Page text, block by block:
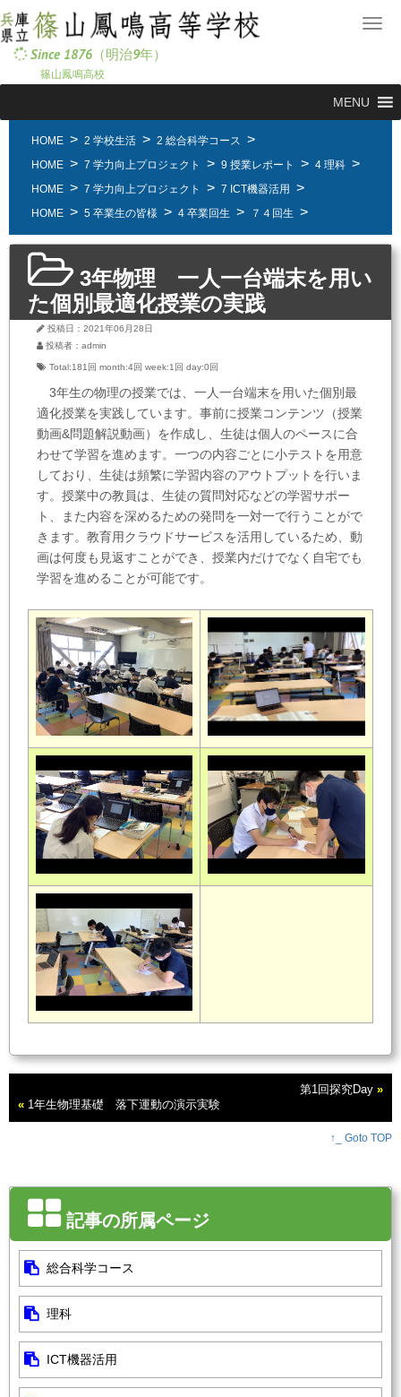
メ
ー
Since 1876（明治9年）
篠山鳳鳴高校
MENU
HOME 2 学校生活
2 総合科学コース
HOME
7 学力向上プロジェクト 9 授業レポート
4 理科
HOME
7 学力向上プロジェクト
7 ICT機器活用
HOME
5 卒業生の皆様 4 卒業回生 ７４回生
3年物理 一人一台端末を用い
た個別最適化授業の実践
投稿日：2021年06月28日
投稿者：admin
Total:181回 month:4回 week:1回 day:0回
3年生の物理の授業では、一人一台端末を用いた個別最
適化授業を実践しています。事前に授業コンテンツ（授業
動画&問題解説動画）を作成し、生徒は個人のペースに合
わせて学習を進めます。一つの内容ごとに小テストを用意
しており、生徒は頻繁に学習内容のアウトプットを行いま
す。授業中の教員は、生徒の質問対応などの学習サポー
ト、また内容を深めるための発問を一対一で行うことがで
きます。教育用クラウドサービスを活用しているため、動
画は何度も見返すことができ、授業内だけでなく自宅でも
学習を進めることが可能です。
第1回探究Day »
« 1年生物理基礎 落下運動の演示実験
↑_ Goto TOP
記事の所属ページ
総合科学コース
理科
ICT機器活用